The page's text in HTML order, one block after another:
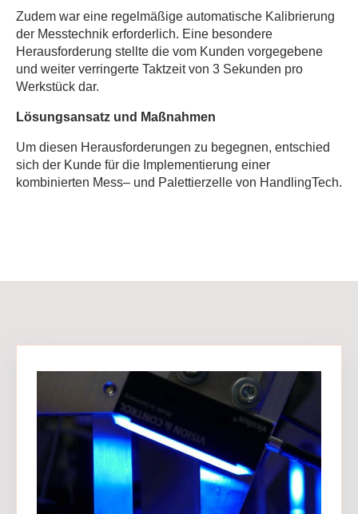
Zudem war eine regelmäßige automatische Kalibrierung
der Messtechnik erforderlich. Eine besondere
Herausforderung stellte die vom Kunden vorgegebene
und weiter verringerte Taktzeit von 3 Sekunden pro
Werkstück dar.
Lösungsansatz und Maßnahmen
Um diesen Herausforderungen zu begegnen, entschied
sich der Kunde für die Implementierung einer
kombinierten Mess‒ und Palettierzelle von HandlingTech.